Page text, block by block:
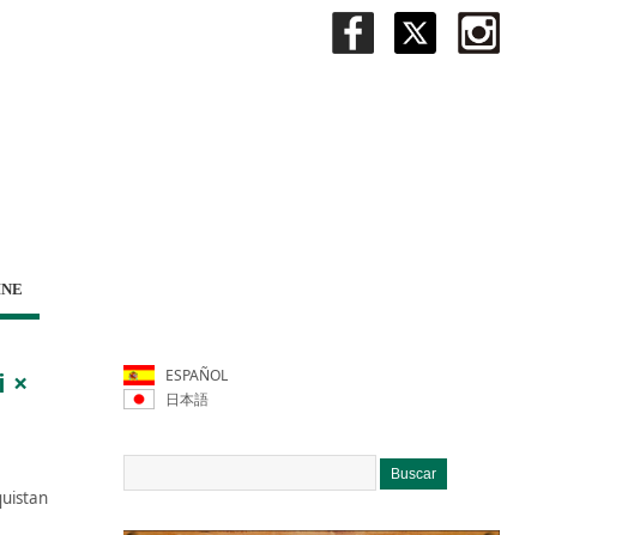
×
ESPAÑOL
日本語